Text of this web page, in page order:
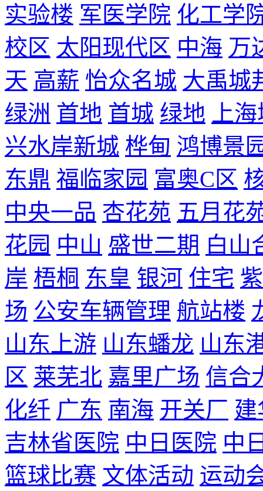
实验楼 军医学院 化工学
校区 太阳现代区 中海 万
天 高薪 怡众名城 大禹城
绿洲 首地 首城 绿地
上
兴水岸新城 桦甸 鸿博景
东鼎 福临家园 富奥C区
中央一品 杏花苑 五月花
花园 中山 盛世二期 白山
岸 梧桐 东皇 银河 住宅
场 公安车辆管理 航站楼
山东上游 山东蟠龙 山东
区 莱芜北 嘉里广场 信合
化纤 广东 南海 开关厂 建
吉林省医院 中日医院 中
篮球比赛 文体活动 运动